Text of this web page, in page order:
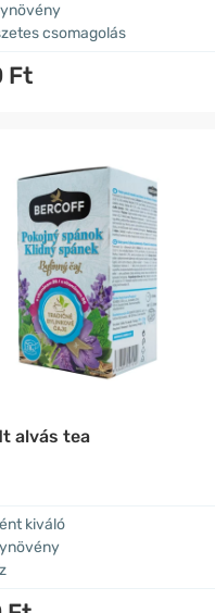
csomagolás
Ft
alvás tea
kiváló